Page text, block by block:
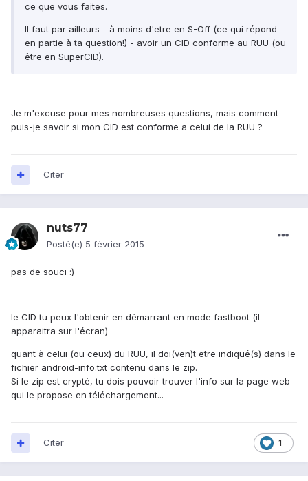
ce que vous faites.
Il faut par ailleurs - à moins d'etre en S-Off (ce qui répond
en partie à ta question!) - avoir un CID conforme au RUU (ou
être en SuperCID).
Je m'excuse pour mes nombreuses questions, mais comment
puis-je savoir si mon CID est conforme a celui de la RUU ?
Citer
nuts77
Posté(e) 5 février 2015
pas de souci :)
le CID tu peux l'obtenir en démarrant en mode fastboot (il
apparaitra sur l'écran)
quant à celui (ou ceux) du RUU, il doi(ven)t etre indiqué(s) dans le
fichier android-info.txt contenu dans le zip.
Si le zip est crypté, tu dois pouvoir trouver l'info sur la page web
qui le propose en téléchargement...
1
Citer